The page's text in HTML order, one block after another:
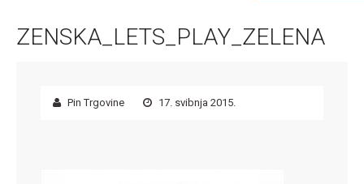
ZENSKA_LETS_PLAY_ZELENA
Pin Trgovine 17. svibnja 2015.